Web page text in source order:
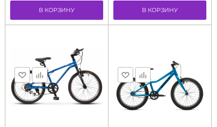
В КОРЗИНУ В КОРЗИНУ